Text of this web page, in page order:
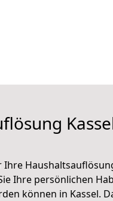
Ihre persönlichen
können in Kassel.